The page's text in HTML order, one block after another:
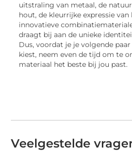
uitstraling van metaal, de
hout, de kleurrijke expressie
innovatieve
draagt bij aan de unieke
Dus, voordat je je volgende
kiest, neem even de tijd om te
materiaal het beste bij jou past.
Veelgestelde